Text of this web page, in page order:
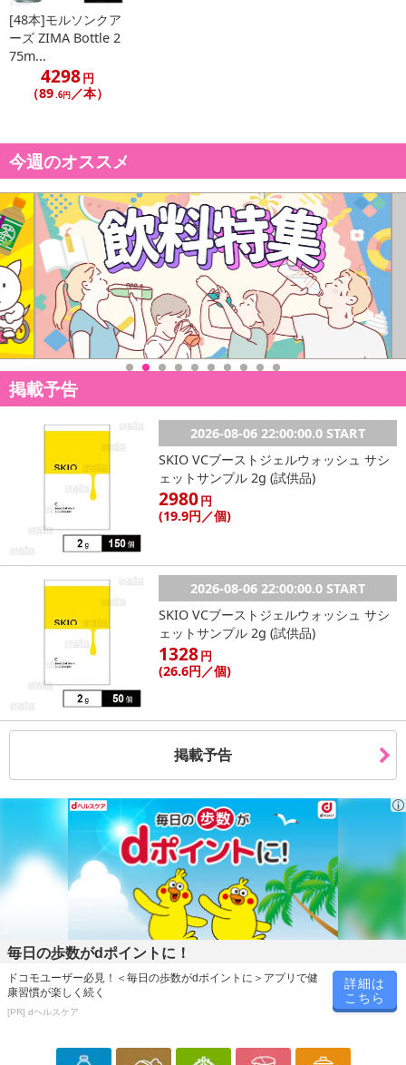
さい）
[48本]モルソンクア
ーズ ZIMA Bottle 2
75m...
4298円
（89.6円／本）
今週のオススメ
掲載予告
2026-08-06 22:00:00.0 START
SKIO VCブーストジェルウォッシュ サシ
ェットサンプル 2g (試供品)
2980円
(19.9円／個)
2026-08-06 22:00:00.0 START
SKIO VCブーストジェルウォッシュ サシ
ェットサンプル 2g (試供品)
1328円
(26.6円／個)
掲載予告
毎日の歩数がdポイントに！
ドコモユーザー必見！＜毎日の歩数がdポイントに＞アプリで健
康習慣が楽しく続く
[PR] dヘルスケア
詳細は
こちら